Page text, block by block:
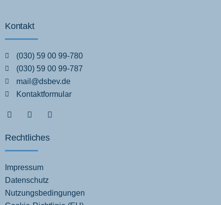
Kontakt
(030) 59 00 99-780
(030) 59 00 99-787
mail@dsbev.de
Kontaktformular
Rechtliches
Impressum
Datenschutz
Nutzungsbedingungen